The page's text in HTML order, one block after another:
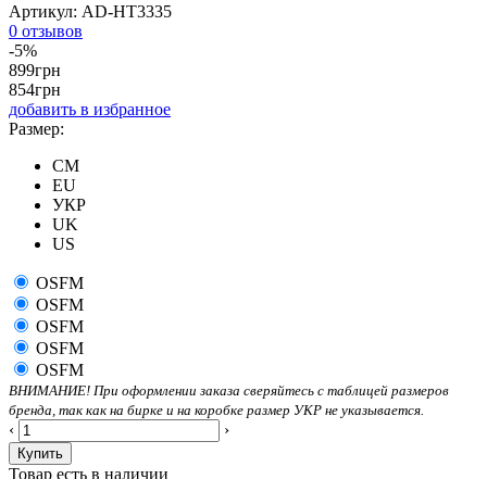
Артикул: AD-HT3335
0 отзывов
-5%
899грн
854грн
добавить в избранное
Размер:
CM
EU
УКР
UK
US
OSFM
OSFM
OSFM
OSFM
OSFM
ВНИМАНИЕ! При оформлении заказа сверяйтесь с таблицей размеров
бренда, так как на бирке и на коробке размер УКР не указывается.
‹ ›
Купить
Товар есть в наличии